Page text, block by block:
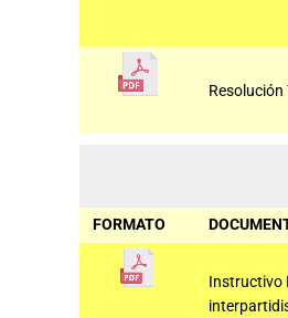
FORMATO
Instructivo